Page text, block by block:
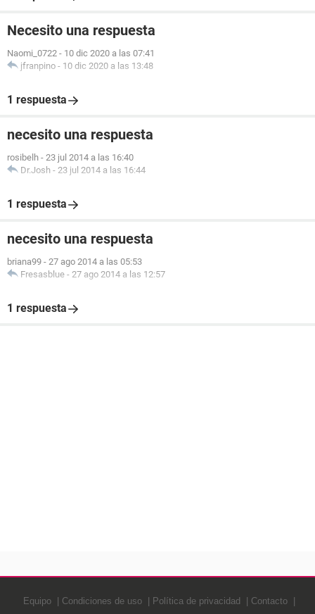
Necesito una respuesta
Naomi_0722 - 10 dic 2020 a las 07:41
jfranpino - 10 dic 2020 a las 13:48
1 respuesta
necesito una respuesta
rosibelh - 23 jul 2014 a las 16:40
Dr.Josh - 23 jul 2014 a las 16:44
1 respuesta
necesito una respuesta
briana99 - 27 ago 2014 a las 05:53
Fresasblue - 27 ago 2014 a las 12:57
1 respuesta
Equipo Condiciones de uso Política de privacidad Contacto